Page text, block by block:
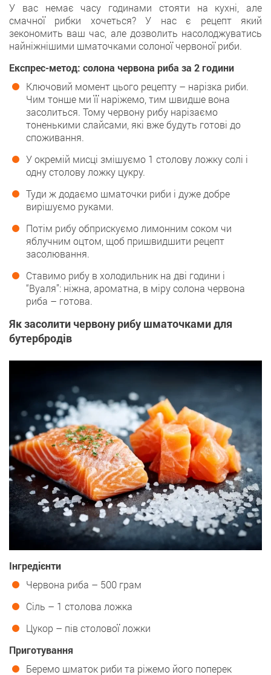
У вас немає часу годинами стояти на кухні, але
смачної рибки хочеться? У нас є рецепт який
зекономить ваш час, але дозволить насолоджуватись
найніжнішими шматочками солоної червоної риби.
Експрес-метод: солона червона риба за 2 години
Ключовий момент цього рецепту – нарізка риби.
Чим тонше ми її наріжемо, тим швидше вона
засолиться. Тому червону рибу нарізаємо
тоненькими слайсами, які вже будуть готові до
споживання.
У окремій мисці змішуємо 1 столову ложку солі і
одну столову ложку цукру.
Туди ж додаємо шматочки риби і дуже добре
вирішуємо руками.
Потім рибу обприскуємо лимонним соком чи
яблучним оцтом, щоб пришвидшити рецепт
засолювання.
Ставимо рибу в холодильник на дві години і
“Вуаля”: ніжна, ароматна, в міру солона червона
риба – готова.
Як засолити червону рибу шматочками для
бутербродів
Інгредієнти
Червона риба – 500 грам
Сіль – 1 столова ложка
Цукор – пів столової ложки
Приготування
Беремо шматок риби та ріжемо його поперек